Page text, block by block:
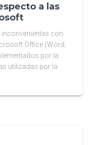
a las
con
Office (Word,
por la
utilizadas por la